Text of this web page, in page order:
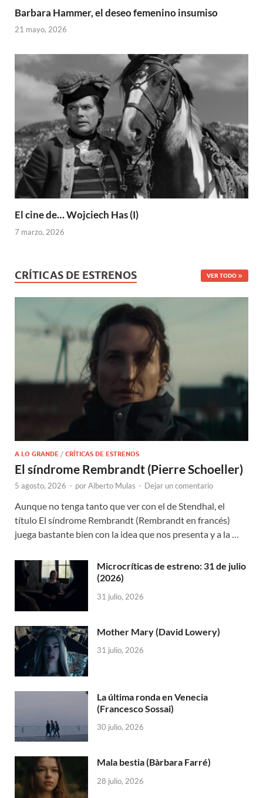
Barbara Hammer, el deseo femenino insumiso
21 mayo, 2026
El cine de… Wojciech Has (I)
7 marzo, 2026
CRÍTICAS DE ESTRENOS VER TODO
A LO GRANDE / CRÍTICAS DE ESTRENOS
El síndrome Rembrandt (Pierre Schoeller)
5 agosto, 2026 - porAlberto Mulas - Dejar un comentario
Aunque no tenga tanto que ver con el de Stendhal, el
título El síndrome Rembrandt (Rembrandt en francés)
juega bastante bien con la idea que nos presenta y a la …
Microcríticas de estreno: 31 de julio
(2026)
31 julio, 2026
Mother Mary (David Lowery)
31 julio, 2026
La última ronda en Venecia
(Francesco Sossai)
30 julio, 2026
Mala bestia (Bàrbara Farré)
28 julio, 2026